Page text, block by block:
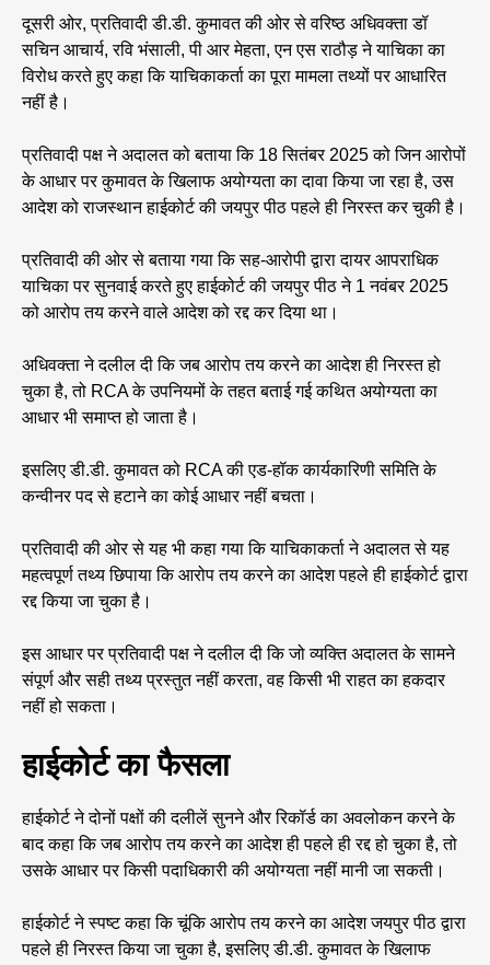
दूसरी ओर, प्रतिवादी डी.डी. कुमावत की ओर से वरिष्ठ अधिवक्ता डॉ
सचिन आचार्य, रवि भंसाली, पी आर मेहता, एन एस राठौड़ ने याचिका का
विरोध करते हुए कहा कि याचिकाकर्ता का पूरा मामला तथ्यों पर आधारित
नहीं है।
प्रतिवादी पक्ष ने अदालत को बताया कि 18 सितंबर 2025 को जिन आरोपों
के आधार पर कुमावत के खिलाफ अयोग्यता का दावा किया जा रहा है, उस
आदेश को राजस्थान हाईकोर्ट की जयपुर पीठ पहले ही निरस्त कर चुकी है।
प्रतिवादी की ओर से बताया गया कि सह-आरोपी द्वारा दायर आपराधिक
याचिका पर सुनवाई करते हुए हाईकोर्ट की जयपुर पीठ ने 1 नवंबर 2025
को आरोप तय करने वाले आदेश को रद्द कर दिया था।
अधिवक्ता ने दलील दी कि जब आरोप तय करने का आदेश ही निरस्त हो
चुका है, तो RCA के उपनियमों के तहत बताई गई कथित अयोग्यता का
आधार भी समाप्त हो जाता है।
इसलिए डी.डी. कुमावत को RCA की एड-हॉक कार्यकारिणी समिति के
कन्वीनर पद से हटाने का कोई आधार नहीं बचता।
प्रतिवादी की ओर से यह भी कहा गया कि याचिकाकर्ता ने अदालत से यह
महत्वपूर्ण तथ्य छिपाया कि आरोप तय करने का आदेश पहले ही हाईकोर्ट द्वारा
रद्द किया जा चुका है।
इस आधार पर प्रतिवादी पक्ष ने दलील दी कि जो व्यक्ति अदालत के सामने
संपूर्ण और सही तथ्य प्रस्तुत नहीं करता, वह किसी भी राहत का हकदार
नहीं हो सकता।
हाईकोर्ट का फैसला
हाईकोर्ट ने दोनों पक्षों की दलीलें सुनने और रिकॉर्ड का अवलोकन करने के
बाद कहा कि जब आरोप तय करने का आदेश ही पहले ही रद्द हो चुका है, तो
उसके आधार पर किसी पदाधिकारी की अयोग्यता नहीं मानी जा सकती।
हाईकोर्ट ने स्पष्ट कहा कि चूंकि आरोप तय करने का आदेश जयपुर पीठ द्वारा
पहले ही निरस्त किया जा चुका है, इसलिए डी.डी. कुमावत के खिलाफ